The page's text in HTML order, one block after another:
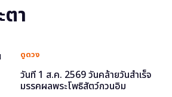
า
ดูดวง
วันที่ 1 ส.ค. 2569 วันคล้ายวันสำเร็จ
มรรคผลพระโพธิสัตว์กวนอิม